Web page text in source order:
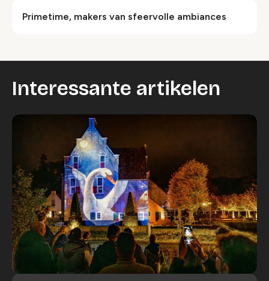
Primetime, makers van sfeervolle ambiances
Interessante artikelen